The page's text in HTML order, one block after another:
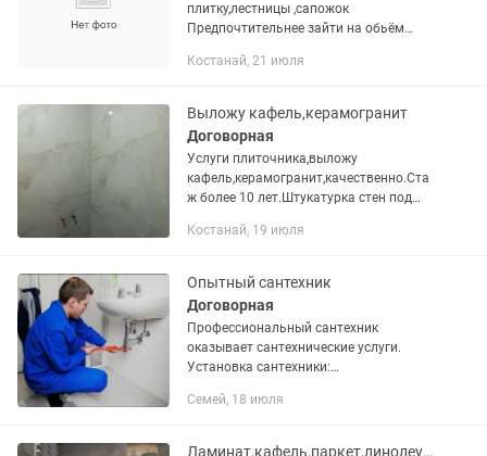
плитку,лестницы ,сапожок
Предпочтительнее зайти на обьём
Костанай, 21 июля
Выложу кафель,керамогранит
Договорная
Услуги плиточника,выложу
кафель,керамогранит,качественно.Ста
ж более 10 лет.Штукатурка стен под
Костанай, 19 июля
Опытный сантехник
Договорная
Профессиональный сантехник
оказывает сантехнические услуги.
Установка сантехники:
ванны стиральные машины душевые
полотенцесушители. Замена...
Семей, 18 июля
Ламинат,кафель,паркет,линолеум.плинтуса (пластик, полеуритан,МДФ) и т.д.